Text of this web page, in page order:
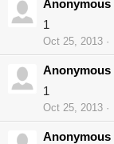
Anonymous
1
Oct 25, 2013
Anonymous
1
Oct 25, 2013
Anonymous